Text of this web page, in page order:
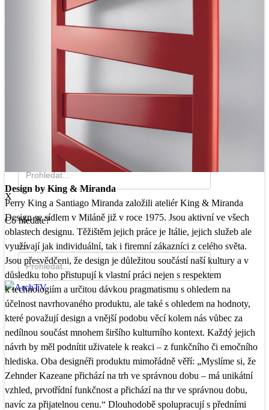
X
Co hledáte?
Design by King & Miranda
Perry King a Santiago Miranda založili ateliér King & Miranda
Design se sídlem v Miláně již v roce 1975. Jsou aktivní ve všech
oblastech designu. Těžištěm jejich práce je Itálie, jejich služeb ale
využívají jak individuální, tak i firemní zákazníci z celého světa.
Jsou přesvědčeni, že design je důležitou součástí naší kultury a v
důsledku toho přistupují k vlastní práci nejen s respektem
k technologiím a určitou dávkou pragmatismu s ohledem na
účelnost navrhovaného produktu, ale také s ohledem na hodnoty,
které považují design a vnější podobu věcí kolem nás vůbec za
nedílnou součást mnohem širšího kulturního kontext. Každý jejich
návrh by měl podnítit uživatele k reakci – z funkčního či emočního
hlediska. Oba designéři produktu mimořádně věří: „Myslíme si, že
Zehnder Kazeane přichází na trh ve správnou dobu – má unikátní
vzhled, prvotřídní funkčnost a přichází na thr ve správnou dobu,
navíc za přijatelnou cenu.“ Dlouhodobě spolupracují s předními